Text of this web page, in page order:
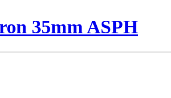
35mm ASPH